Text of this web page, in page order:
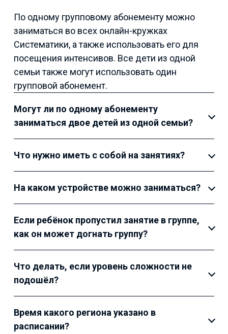
По одному групповому абонементу можно
заниматься во всех онлайн-кружках
Систематики, а также использовать его для
посещения интенсивов. Все дети из одной
семьи также могут использовать один
групповой абонемент.
Могут ли по одному абонементу
заниматься двое детей из одной семьи?
Что нужно иметь с собой на занятиях?
На каком устройстве можно заниматься?
Если ребёнок пропустил занятие в группе,
как он может догнать группу?
Что делать, если уровень сложности не
подошёл?
Время какого региона указано в
расписании?